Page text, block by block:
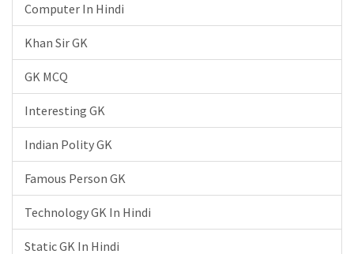
Computer In Hindi
Khan Sir GK
GK MCQ
Interesting GK
Indian Polity GK
Famous Person GK
Technology GK In Hindi
Static GK In Hindi